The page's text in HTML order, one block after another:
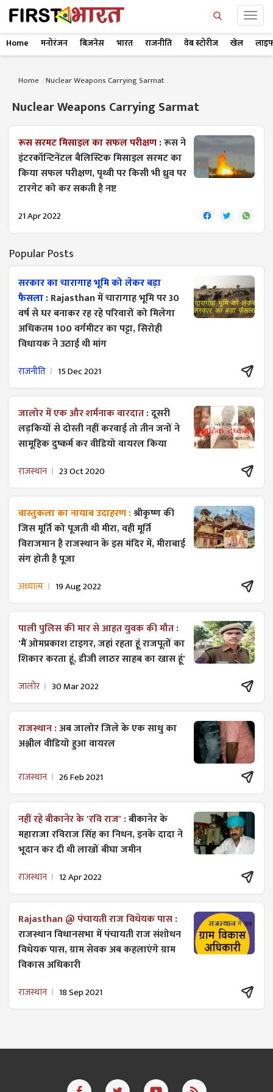
Home मनोरंजन बिज़नेस भारत राजनीति वेब स्टोरीज खेल
Home Nuclear Weapons Carrying Sarmat
Nuclear Weapons Carrying Sarmat
रूस सरमट मिसाइल का सफल परीक्षण :रूस ने
इंटरकॉन्टिनेंटल बैलिस्टिक मिसाइल सरमट का
किया सफल परीक्षण, पृथ्वी पर किसी भी ध्रुव पर
टारगेट को कर सकती है नष्ट
21 Apr 2022
Popular Posts
सरकार का चारागाह भूमि को लेकर बड़ा
फैसला :Rajasthan में चारागाह भूमि पर 30
वर्ष से घर बनाकर रह रहे परिवारों को मिलेगा
अधिकतम 100 वर्गमीटर का पट्टा, सिरोही
विधायक ने उठाई थी मांग
राजनीति 15 Dec 2021
जालोर में एक और शर्मनाक वारदात :दूसरी
लड़कियों से दोस्ती नहीं करवाई तो तीन जनों ने
सामूहिक दुष्कर्म कर वीडियो वायरल किया
राजस्थान 23 Oct 2020
वास्तुकला का नायाब उदाहरण :श्रीकृष्ण की
जिस मूर्ति को पूजती थी मीरा, वही मूर्ति
विराजमान है राजस्थान के इस मंदिर में, मीराबाई
संग होती है पूजा
अध्यात्म 19 Aug 2022
पाली पुलिस की मार से आहत युवक की मौत :
'मैं ओमप्रकाश टाइगर, जहां रहता हूं राजपूतों का
शिकार करता हूं, डीजी लाठर साहब का खास हूं'
जालोर 30 Mar 2022
राजस्थान :अब जालोर जिले के एक साधु का
अश्लील वीडियो हुआ वायरल
राजस्थान 26 Feb 2021
नहीं रहे बीकानेर के 'रवि राज' :बीकानेर के
महाराजा रविराज सिंह का निधन, इनके दादा ने
भूदान कर दी थी लाखों बीघा जमीन
राजस्थान 12 Apr 2022
Rajasthan @ पंचायती राज विधेयक पास :
राजस्थान विधानसभा में पंचायती राज ​संशोधन
विधेयक पास, ग्राम सेवक अब कहलाएंगे ग्राम
विकास अधिकारी
राजस्थान 18 Sep 2021